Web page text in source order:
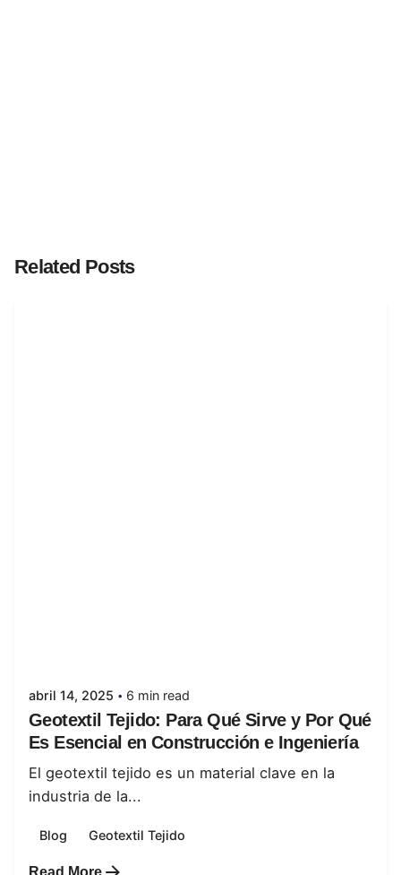
Related Posts
abril 14, 2025 6 min read
Geotextil Tejido: Para Qué Sirve y Por Qué
Es Esencial en Construcción e Ingeniería
El geotextil tejido es un material clave en la
industria de la...
Blog Geotextil Tejido
Read More